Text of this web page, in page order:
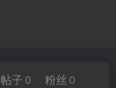
帖子 0 粉丝 0